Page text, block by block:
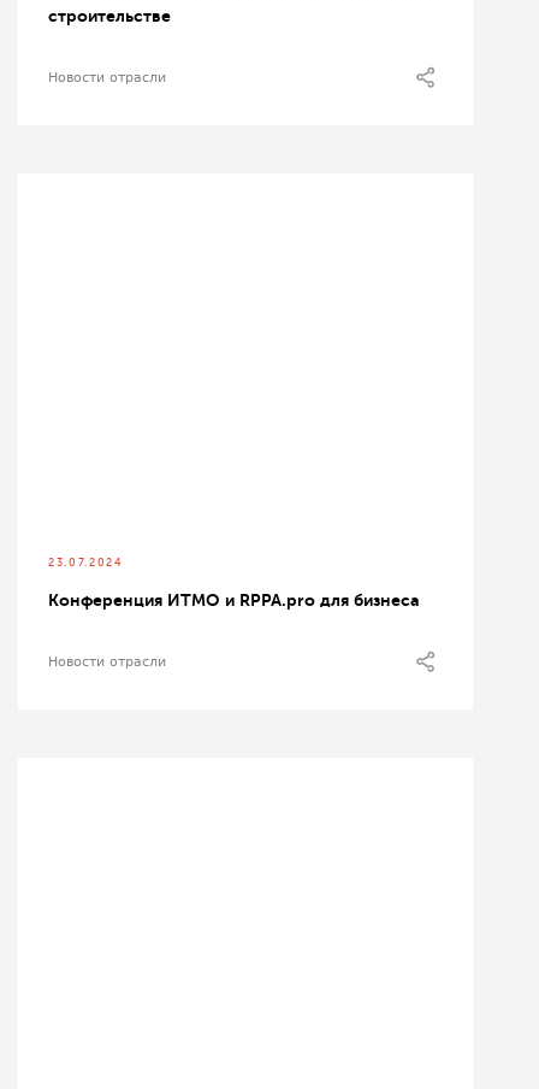
строительстве
Новости отрасли
23.07.2024
Конференция ИТМО и RPPA.pro для бизнеса
Новости отрасли